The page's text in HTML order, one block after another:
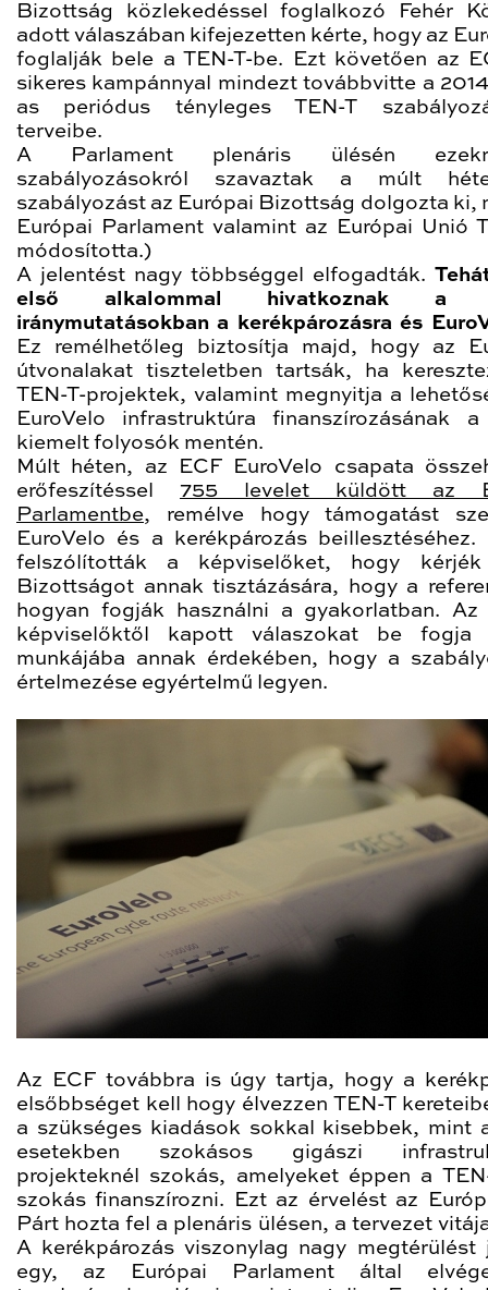
Bizottság közlekedéssel foglalkozó Fehér
adott válaszában kifejezetten kérte, hogy az
foglalják bele a TEN-T-be. Ezt követően az
sikeres kampánnyal mindezt továbbvitte a
as periódus tényleges TEN-T
terveibe.
A Parlament plenáris ülésén
szabályozásokról szavaztak a múlt
szabályozást az Európai Bizottság dolgozta ki,
Európai Parlament valamint az Európai Unió
módosította.)
A jelentést nagy többséggel elfogadták.
első alkalommal hivatkoznak a
iránymutatásokban a kerékpározásra és
Ez remélhetőleg biztosítja majd, hogy az
útvonalakat tiszteletben tartsák, ha
TEN-T-projektek, valamint megnyitja a
EuroVelo infrastruktúra finanszírozásának a
kiemelt folyosók mentén.
Múlt héten, az ECF EuroVelo csapata
erőfeszítéssel 755 levelet küldött az
Parlamentbe, remélve hogy támogatást
EuroVelo és a kerékpározás
felszólították a képviselőket, hogy
Bizottságot annak tisztázására, hogy a
hogyan fogják használni a gyakorlatban. Az
képviselőktől kapott válaszokat be fogja
munkájába annak érdekében, hogy a
értelmezése egyértelmű legyen.
Az ECF továbbra is úgy tartja, hogy a
elsőbbséget kell hogy élvezzen TEN-T
a szükséges kiadások sokkal kisebbek, mint
esetekben szokásos gigászi
projekteknél szokás, amelyeket éppen a
szokás finanszírozni. Ezt az érvelést az
Párt hozta fel a plenáris ülésen, a tervezet
A kerékpározás viszonylag nagy megtérülést
egy, az Európai Parlament által